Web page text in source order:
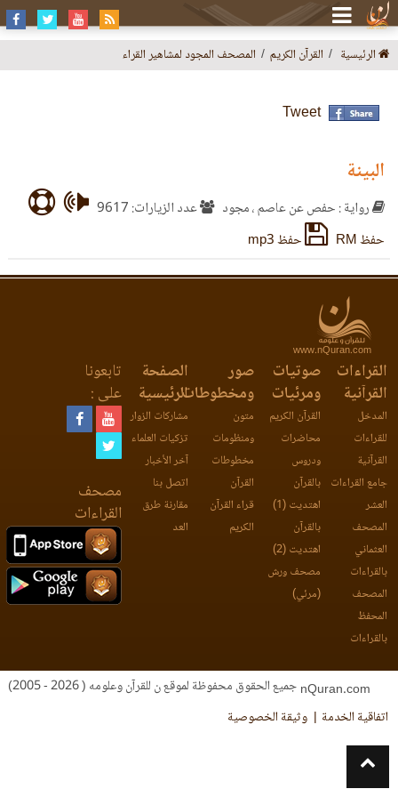
الرئيسية القرآن الكريم المصحف المجود لمشاهير القراء
Tweet
البينة
رواية : حفص عن عاصم ، مجود
عدد الزيارات: 9617
حفظ RM
حفظ mp3
www.nQuran.com
القراءات
القرآنية
المدخل
للقراءات
القرآنية
جامع القراءات
العشر
المصحف
العثماني
بالقراءات
المصحف
المحفظ
بالقراءات
صوتيات
ومرئيات
القرآن الكريم
محاضرات
ودروس
بالقرآن
اهتديت (1)
بالقرآن
اهتديت (2)
مصحف ورش
(مرئي)
صور
ومخطوطات
متون
ومنظومات
مخطوطات
القرآن
قراء القرآن
الكريم
الصفحة
الرئيسية
مشاركات الزوار
تزكيات العلماء
آخر الأخبار
اتصل بنا
مقارنة طرق
العد
تابعونا
على :
مصحف
القراءات
جميع الحقوق محفوظة لموقع ن للقرآن وعلومه ( 2026 - 2005)
اتفاقية الخدمة
وثيقة الخصوصية